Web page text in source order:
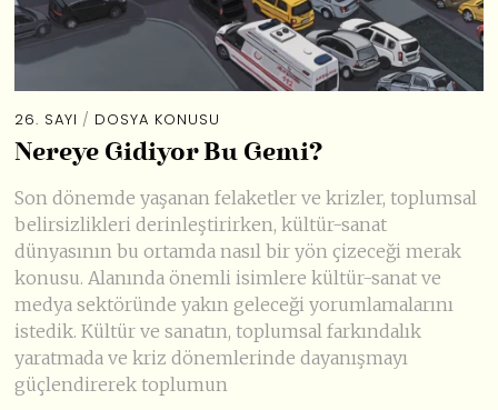
26. SAYI / DOSYA KONUSU
Nereye Gidiyor Bu Gemi?
Son dönemde yaşanan felaketler ve krizler, toplumsal
belirsizlikleri derinleştirirken, kültür-sanat
dünyasının bu ortamda nasıl bir yön çizeceği merak
konusu. Alanında önemli isimlere kültür-sanat ve
medya sektöründe yakın geleceği yorumlamalarını
istedik. Kültür ve sanatın, toplumsal farkındalık
yaratmada ve kriz dönemlerinde dayanışmayı
güçlendirerek toplumun